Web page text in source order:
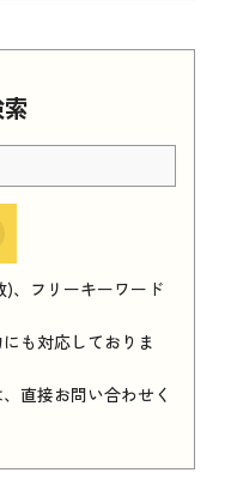
)、フリーキーワード
も対応しておりま
直接お問い合わせく
新品買取価格はこ
新品買取価格はこち
デル